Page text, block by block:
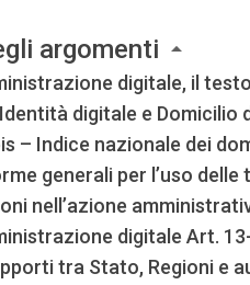
argomenti
digitale, il
digitale e Domicilio
– Indice nazionale dei
generali per l’uso
nell’azione
digitale Art.
tra Stato, Regioni e